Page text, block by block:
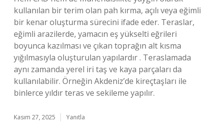
kullanılan bir terim olan pah kırma, açılı veya eğimli
bir kenar oluşturma sürecini ifade eder. Teraslar,
eğimli arazilerde, yamacın eş yükselti eğrileri
boyunca kazılması ve çıkan toprağın alt kısma
yığılmasıyla oluşturulan yapılardır . Teraslamada
aynı zamanda yerel iri taş ve kaya parçaları da
kullanılabilir. Örneğin Akdeniz’de kireçtaşları ile
binlerce yıldır teras ve sekileme yapılır.
Kasım 27, 2025 Yanıtla